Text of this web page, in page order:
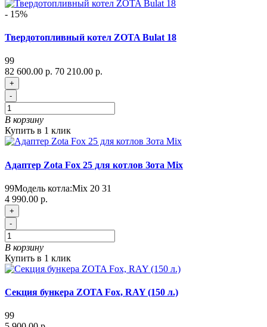
- 15%
Твердотопливный котел ZOTA Bulat 18
99
82 600.00 р. 70 210.00 р.
+
-
В корзину
Купить в 1 клик
Адаптер Zota Fox 25 для котлов Зота Mix
99Модель котла:Mix 20 31
4 990.00 р.
+
-
В корзину
Купить в 1 клик
Секция бункера ZOTA Fox, RAY (150 л.)
99